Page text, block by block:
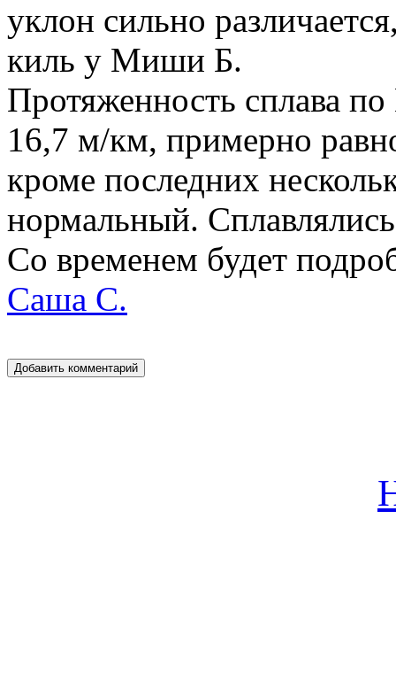
уклон сильно
киль у Миши Б.
Протяженность сплава
16,7 м/км, примерно
кроме последних
нормальный.
Со временем будет
Саша С.